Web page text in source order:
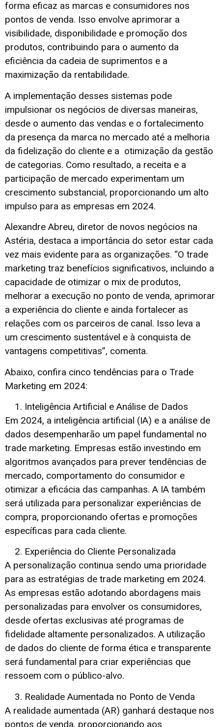
forma eficaz as marcas e consumidores nos
pontos de venda. Isso envolve aprimorar a
visibilidade, disponibilidade e promoção dos
produtos, contribuindo para o aumento da
eficiência da cadeia de suprimentos e a
maximização da rentabilidade.
A implementação desses sistemas pode
impulsionar os negócios de diversas maneiras,
desde o aumento das vendas e o fortalecimento
da presença da marca no mercado até a melhoria
da fidelização do cliente e a otimização da gestão
de categorias. Como resultado, a receita e a
participação de mercado experimentam um
crescimento substancial, proporcionando um alto
impulso para as empresas em 2024.
Alexandre Abreu, diretor de novos negócios na
Astéria, destaca a importância do setor estar cada
vez mais evidente para as organizações. “O trade
marketing traz benefícios significativos, incluindo a
capacidade de otimizar o mix de produtos,
melhorar a execução no ponto de venda, aprimorar
a experiência do cliente e ainda fortalecer as
relações com os parceiros de canal. Isso leva a
um crescimento sustentável e à conquista de
vantagens competitivas”, comenta.
Abaixo, confira cinco tendências para o Trade
Marketing em 2024:
Inteligência Artificial e Análise de Dados
Em 2024, a inteligência artificial (IA) e a análise de
dados desempenharão um papel fundamental no
trade marketing. Empresas estão investindo em
algoritmos avançados para prever tendências de
mercado, comportamento do consumidor e
otimizar a eficácia das campanhas. A IA também
será utilizada para personalizar experiências de
compra, proporcionando ofertas e promoções
específicas para cada cliente.
Experiência do Cliente Personalizada
A personalização continua sendo uma prioridade
para as estratégias de trade marketing em 2024.
As empresas estão adotando abordagens mais
personalizadas para envolver os consumidores,
desde ofertas exclusivas até programas de
fidelidade altamente personalizados. A utilização
de dados do cliente de forma ética e transparente
será fundamental para criar experiências que
ressoem com o público-alvo.
Realidade Aumentada no Ponto de Venda
A realidade aumentada (AR) ganhará destaque nos
pontos de venda, proporcionando aos